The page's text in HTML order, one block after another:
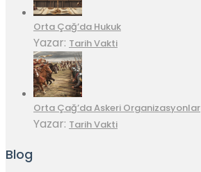
Orta Çağ’da Hukuk
Yazar: Tarih Vakti
Orta Çağ’da Askeri Organizasyonlar
Yazar: Tarih Vakti
Blog